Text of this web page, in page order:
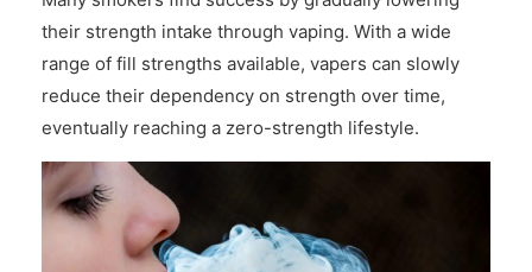
their strength intake through vaping. With a wide
range of fill strengths available, vapers can slowly
reduce their dependency on strength over time,
eventually reaching a zero-strength lifestyle.